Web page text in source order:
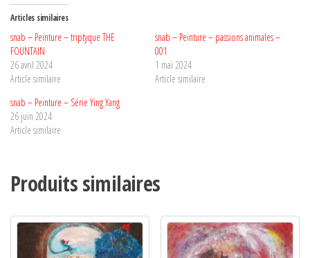
Articles similaires
snab – Peinture – triptyque THE
FOUNTAIN
26 avril 2024
Article similaire
snab – Peinture – passions animales –
001
1 mai 2024
Article similaire
snab – Peinture – Série Ying Yang
26 juin 2024
Article similaire
Produits similaires